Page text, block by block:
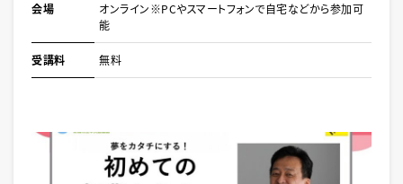
会場
オンライン※PCやスマートフォンで自宅などから参加可
能
受講料 無料